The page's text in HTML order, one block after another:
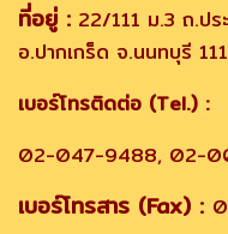
ที่อยู่ : 22/111 ม.3 ถ.ปร
อ.ปากเกร็ด จ.นนทบุรี
เบอร์โทรติดต่อ (Tel.) :
02-047-9488, 02-
เบอร์โทรสาร (Fax) :